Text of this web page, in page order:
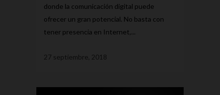
donde la comunicación digital puede
ofrecer un gran potencial. No basta con
tener presencia en Internet,...
27 septiembre, 2018